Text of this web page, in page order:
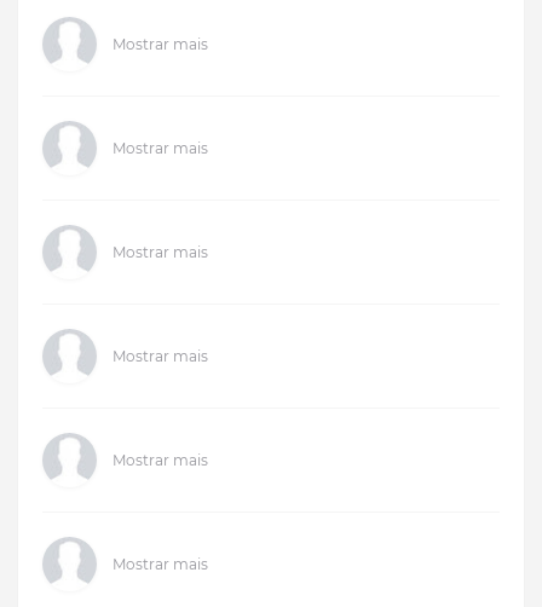
Mostrar mais
Mostrar mais
Mostrar mais
Mostrar mais
Mostrar mais
Mostrar mais